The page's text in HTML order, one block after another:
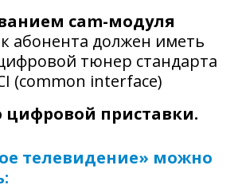
cam-модуля
абонента должен иметь
тюнер стандарта
(common interface)
приставки.
телевидение» можно